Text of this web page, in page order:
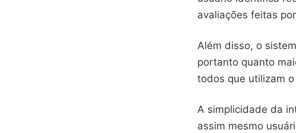
avaliações feitas
Além disso, o
portanto quanto
todos que utilizam
A simplicidade da
assim mesmo